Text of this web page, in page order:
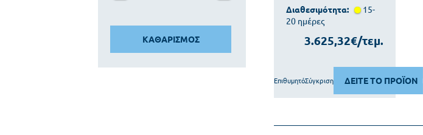
ΚΑΘΑΡΙΣΜΟΣ
Διαθεσιμότητα:
15-
20 ημέρες
3.625,32€/τεμ.
ΔΕΙΤΕ ΤΟ ΠΡΟΪΟΝ
ΕπιθυμητόΣύγκριση